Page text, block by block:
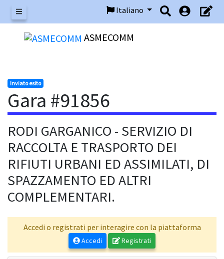
Menu
Italiano
ASMECOMM
Inviato esito
Gara #91856
RODI GARGANICO - SERVIZIO DI
RACCOLTA E TRASPORTO DEI
RIFIUTI URBANI ED ASSIMILATI, DI
SPAZZAMENTO ED ALTRI
COMPLEMENTARI.
Accedi o registrati per interagire con la piattaforma
Accedi Registrati